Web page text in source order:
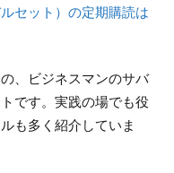
セット）の定期購読は
、ビジネスマンのサバ
です。実践の場でも役
も多く紹介していま